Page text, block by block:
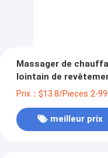
Massager de
lointain de
maintien
Prix：$13.8/Pieces 2-
meilleur prix